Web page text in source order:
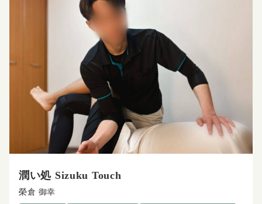
感染症防止対策について
潤い処 Sizuku Touch
榮倉 御幸